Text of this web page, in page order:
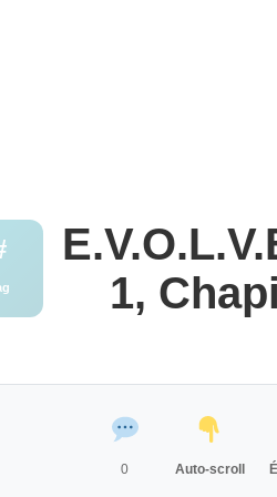
1,
0 Auto-scroll